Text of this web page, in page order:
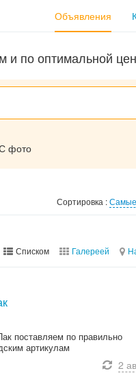
Объявления
и по оптимальной
фото
Сортировка :
Списком Галереей
поставляем по правильно
артикулам
2